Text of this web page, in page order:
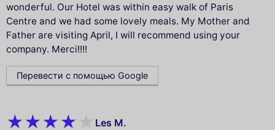
wonderful. Our Hotel was within easy walk of Paris
Centre and we had some lovely meals. My Mother and
Father are visiting April, I will recommend using your
company. Merci!!!!
Перевести с помощью Google
Les M.